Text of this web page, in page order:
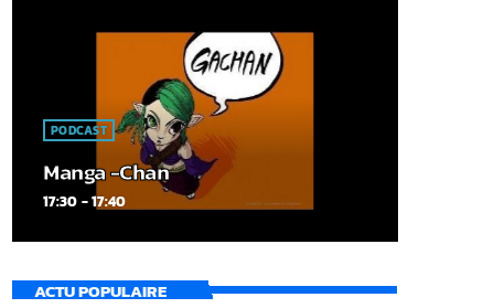
PODCAST
Manga -Chan
17:30 - 17:40
ACTU POPULAIRE